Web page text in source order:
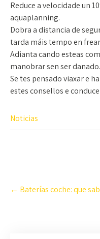
Reduce a velocidade un
aquaplanning.
Dobra a distancia de
tarda máis tempo en
Adianta cando esteas
manobrar sen ser danado.
Se tes pensado viaxar e
estes consellos e
Noticias
Navegación
nas
← Baterías coche: que